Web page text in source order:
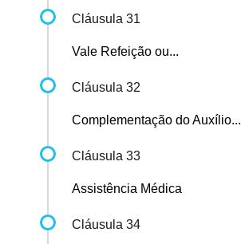
Cláusula 31
Vale Refeição ou...
Cláusula 32
Complementação do Auxílio...
Cláusula 33
Assistência Médica
Cláusula 34